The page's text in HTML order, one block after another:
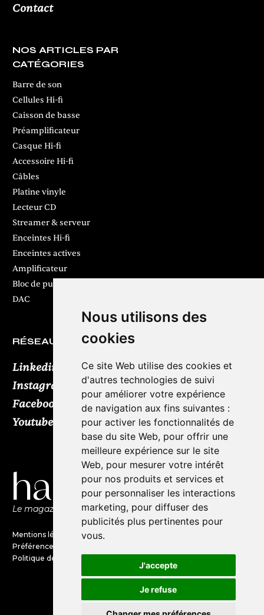
Nous utilisons des
cookies
Ce site Web utilise des cookies et
d'autres technologies de suivi
pour améliorer votre expérience
de navigation aux fins suivantes :
pour activer les fonctionnalités de
base du site Web, pour offrir une
meilleure expérience sur le site
Web, pour mesurer votre intérêt
pour nos produits et services et
pour personnaliser les interactions
marketing, pour diffuser des
publicités plus pertinentes pour
vous.
J'accepte
Je refuse
Contact
NOS ARTICLES PAR
CATÉGORIES
Barre de son
Cellules Hi-fi
Caisson de basse
Préamplificateur
Casque Hi-fi
Accessoire Hi-fi
Câbles
Platine vinyle
Lecteur CD
Streamer & serveur
Enceintes Hi-fi
Enceintes actives
Amplificateur
Bloc de puissance
DAC
RÉSEAUX SOCIAUX
Linkedin
Instagram
Facebook
Youtube TikTok
Le magazine de l'audio d'exception par HL Média
Mentions légales
Préférences en matières de cookies
Politique de confidentialité
©Haute Fidélité est une marque